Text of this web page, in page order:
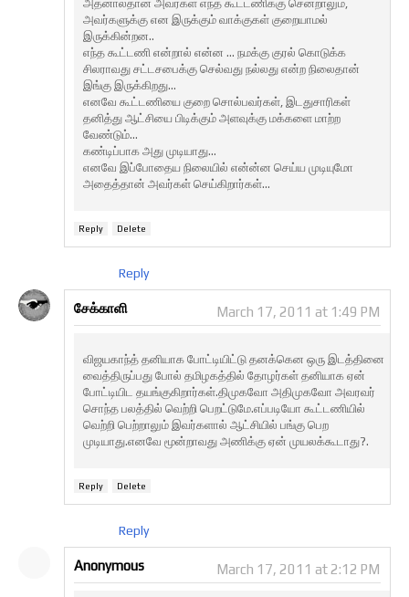
அதனால்தான் அவர்கள் எந்த கூட்டணிக்கு சென்றாலும்,
அவர்களுக்கு என இருக்கும் வாக்குகள் குறையாமல்
இருக்கின்றன..
எந்த கூட்டணி என்றால் என்ன ... நமக்கு குரல் கொடுக்க
சிலராவது சட்டசபைக்கு செல்வது நல்லது என்ற நிலைதான்
இங்கு இருக்கிறது...
எனவே கூட்டணியை குறை சொல்பவர்கள், இடதுசாரிகள்
தனித்து ஆட்சியை பிடிக்கும் அளவுக்கு மக்களை மாற்ற
வேண்டும்...
கண்டிப்பாக அது முடியாது...
எனவே இப்போதைய நிலையில் என்ன்ன செய்ய முடியுமோ
அதைத்தான் அவர்கள் செய்கிறார்கள்...
Reply Delete
Reply
சேக்காளி March 17, 2011 at 1:49 PM
விஜயகாந்த் தனியாக போட்டியிட்டு தனக்கென ஒரு இடத்தினை
வைத்திருப்பது போல் தமிழகத்தில் தோழர்கள் தனியாக ஏன்
போட்டியிட தயங்குகிறார்கள்.திமுகவோ அதிமுகவோ அவரவர்
சொந்த பலத்தில் வெற்றி பெறட்டுமே.எப்படியோ கூட்டணியில்
வெற்றி பெற்றாலும் இவர்களால் ஆட்சியில் பங்கு பெற
முடியாது.எனவே மூன்றாவது அணிக்கு ஏன் முயலக்கூடாது?.
Reply Delete
Reply
Anonymous March 17, 2011 at 2:12 PM